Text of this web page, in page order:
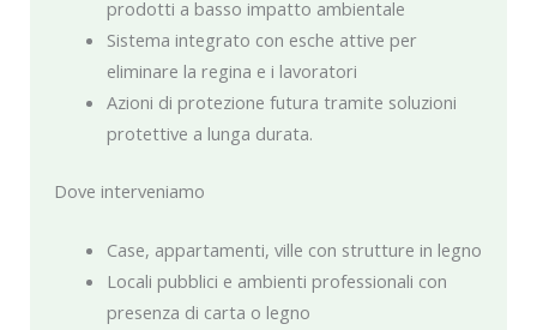
prodotti a basso impatto ambientale
Sistema integrato con esche attive per
eliminare la regina e i lavoratori
Azioni di protezione futura tramite soluzioni
protettive a lunga durata.
Dove interveniamo
Case, appartamenti, ville con strutture in legno
Locali pubblici e ambienti professionali con
presenza di carta o legno